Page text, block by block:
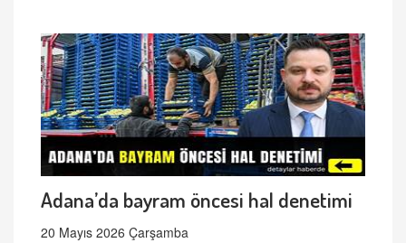
Adana’da bayram öncesi hal denetimi
20 Mayıs 2026 Çarşamba